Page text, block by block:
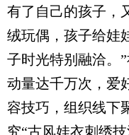
有了自己的孩子，
绒玩偶，孩子给娃
子时光特别融洽。
动量达千万次，爱
容技巧，组织线下
究“古风娃衣刺绣